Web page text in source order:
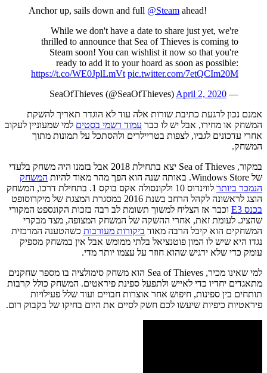
Anchor up, sails down and full @Steam ahead!
While we don't have a date to share just yet, we're
thrilled to announce that Sea of Thieves is coming to
Steam soon! You can wishlist it now so that you're
ready to add it to your hoard as soon as possible:
https://t.co/WE0JplLmVt pic.twitter.com/7etQCIm20M
— SeaOfThieves (@SeaOfThieves)
April 2, 2020
אמנם נכון לרגעת כתיבת שורות אלה עוד לא הוגדר תאריך להשקת
המשחק או מחירו, אבל יש לו כבר עמוד רשמי בסטים למי שמעוניין לעקוב
אחרי עדכונים לגביו, לצפות בטריילרים ולהסתכל על תמונות מתוך
המשחק.
במקור, Sea of Thieves יצא בתחילת 2018 אבל בזמנו היה משחק בלעדי
של Windows Store. באותה שנה הוא הפך מהר מאוד להיות
המשחק
הנמכר ביותר
לווינדוס 10 ולקונסולה אקס בוקס 1. בתחילת דרכו, המשחק
הוצג לראשונה לקהל הרחב בשנת 2016 במסגרת המצגת של מיקרוסופט
בכנס E3
וכבר אז הצליח למשוך תשומת לב רבה בזכות הקונספט המקורי
שהציג. לעומת זאת, אחרי ההשקה של המשחק המצופה, מצד מבקרי
המשחקים הוא קיבל הרבה מאוד ביקורות מעורבות כשהטענה המרכזית
נגדו היא שיש לו המון פוטנציאל בלתי ממומש אבל אין במשחק מספיק
עומק כדי שלא ירגיש שהוא חוזר על עצמו יותר מדי.
למי שאינו מכיר, Sea of Thieves הוא משחק סימולציה בו מספר שחקנים
מתאגדים יחדיו כדי לאייש ולתפעל ספינת פיראטים. המשחק כולל קרבות
תותחים בין ספינות, חיפוש אחר אוצרות חבויים ועוד שלל פעילויות
פיראטיות כיפיות שיעשו לכם חשק לסיים את היום בחיקו של בקבוק רום.